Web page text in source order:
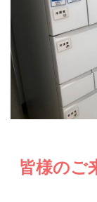
皆様のご